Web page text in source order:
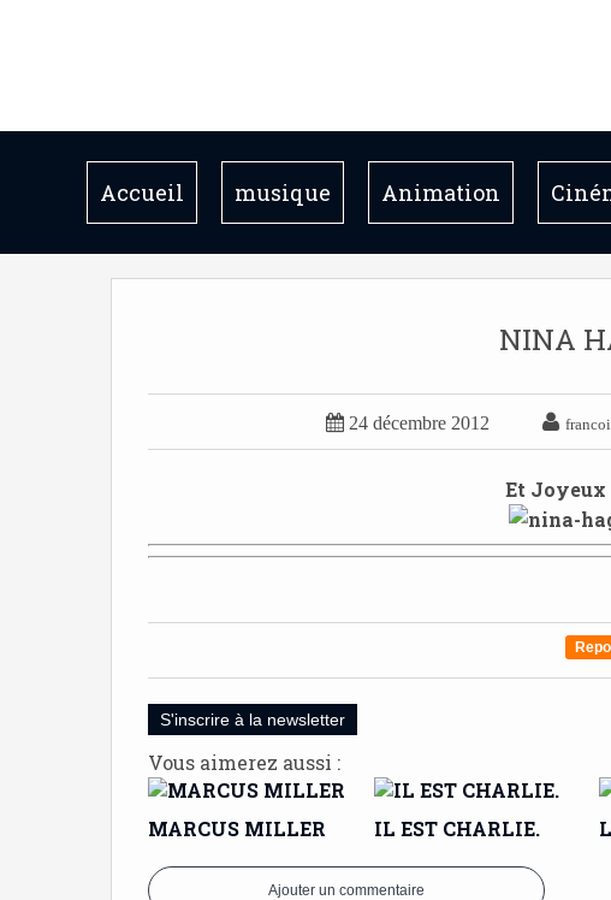
Accueil musique Animation
NINA
 24 décembre 2012 
Et Joyeux
S'inscrire à la newsletter
Vous aimerez aussi :
MARCUS MILLER IL EST CHARLIE.
Ajouter un commentaire